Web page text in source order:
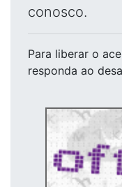
conosco.
Para liberar o
responda ao